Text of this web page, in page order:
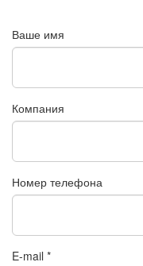
Ваше имя
Компания
Номер телефона
E-mail *